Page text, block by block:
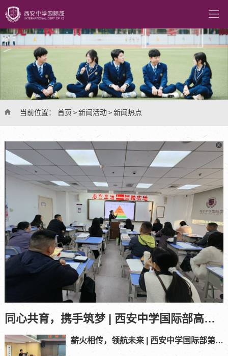
当前位置： 首页 > 新闻活动> 新闻热点
同心共育，携手筑梦 | 西安中学国际部高一、高二年级期中家长会回顾
薪火相传，领航未来 | 西安中学国际部第十三届学生会竞选大会圆满落幕